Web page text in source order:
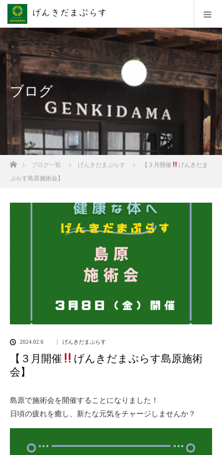
ブログ
ホームブログ一覧 げんきだまぷらす 【３月開催
げんきだま
ぷらす島原施術会】
2024.02.6 げんきだまぷらす
【３月開催
げんきだまぷらす島原施術
会】
島原で施術会を開催することになりました！
日頃の疲れを癒し、新たな元気をチャージしませんか？